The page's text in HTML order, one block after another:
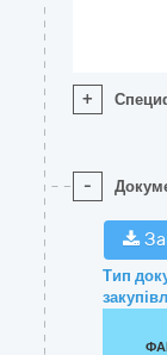
+
-
Тип